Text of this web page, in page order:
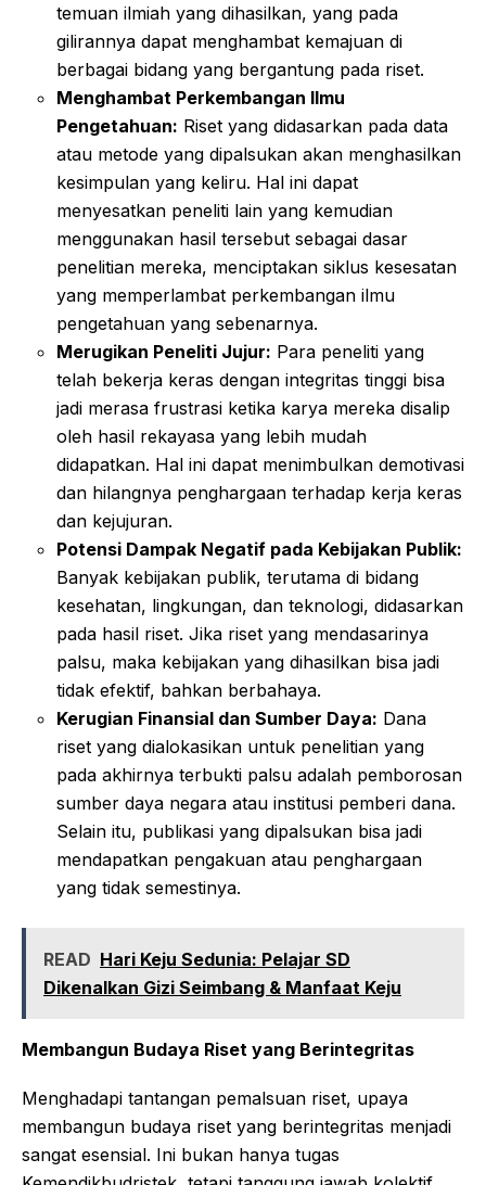
temuan ilmiah yang dihasilkan, yang pada
gilirannya dapat menghambat kemajuan di
berbagai bidang yang bergantung pada riset.
Menghambat Perkembangan Ilmu
Pengetahuan: Riset yang didasarkan pada data
atau metode yang dipalsukan akan menghasilkan
kesimpulan yang keliru. Hal ini dapat
menyesatkan peneliti lain yang kemudian
menggunakan hasil tersebut sebagai dasar
penelitian mereka, menciptakan siklus kesesatan
yang memperlambat perkembangan ilmu
pengetahuan yang sebenarnya.
Merugikan Peneliti Jujur: Para peneliti yang
telah bekerja keras dengan integritas tinggi bisa
jadi merasa frustrasi ketika karya mereka disalip
oleh hasil rekayasa yang lebih mudah
didapatkan. Hal ini dapat menimbulkan demotivasi
dan hilangnya penghargaan terhadap kerja keras
dan kejujuran.
Potensi Dampak Negatif pada Kebijakan Publik:
Banyak kebijakan publik, terutama di bidang
kesehatan, lingkungan, dan teknologi, didasarkan
pada hasil riset. Jika riset yang mendasarinya
palsu, maka kebijakan yang dihasilkan bisa jadi
tidak efektif, bahkan berbahaya.
Kerugian Finansial dan Sumber Daya: Dana
riset yang dialokasikan untuk penelitian yang
pada akhirnya terbukti palsu adalah pemborosan
sumber daya negara atau institusi pemberi dana.
Selain itu, publikasi yang dipalsukan bisa jadi
mendapatkan pengakuan atau penghargaan
yang tidak semestinya.
READ Hari Keju Sedunia: Pelajar SD
Dikenalkan Gizi Seimbang & Manfaat Keju
Membangun Budaya Riset yang Berintegritas
Menghadapi tantangan pemalsuan riset, upaya
membangun budaya riset yang berintegritas menjadi
sangat esensial. Ini bukan hanya tugas